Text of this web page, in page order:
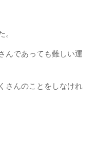
んであっても難しい運
さんのことをしなけれ